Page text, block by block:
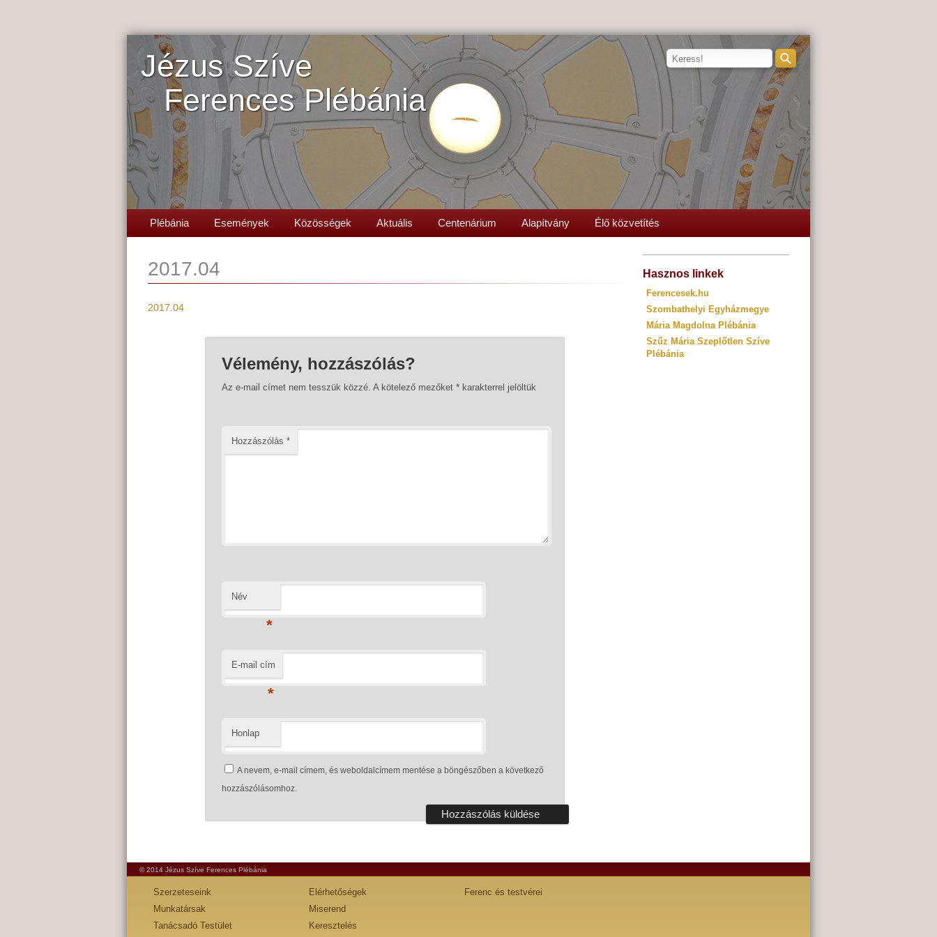
Jézus Szíve
Ferences Plébánia
Plébánia Események Közösségek Aktuális Centenárium Alapítvány Élő közvetítés
2017.04
2017.04
Vélemény, hozzászólás?
Az e-mail címet nem tesszük közzé. A kötelező mezőket *karakterrel jelöltük
Hozzászólás *
Név
*
E-mail cím
*
Honlap
A nevem, e-mail címem, és weboldalcímem mentése a böngészőben a következő
hozzászólásomhoz.
Hasznos linkek
Ferencesek.hu
Szombathelyi Egyházmegye
Mária Magdolna Plébánia
Szűz Mária Szeplőtlen Szíve
Plébánia
© 2014 Jézus Szíve Ferences Plébánia
Szerzeteseink
Munkatársak
Tanácsadó Testület
Elérhetőségek
Miserend
Keresztelés
Ferenc és testvérei